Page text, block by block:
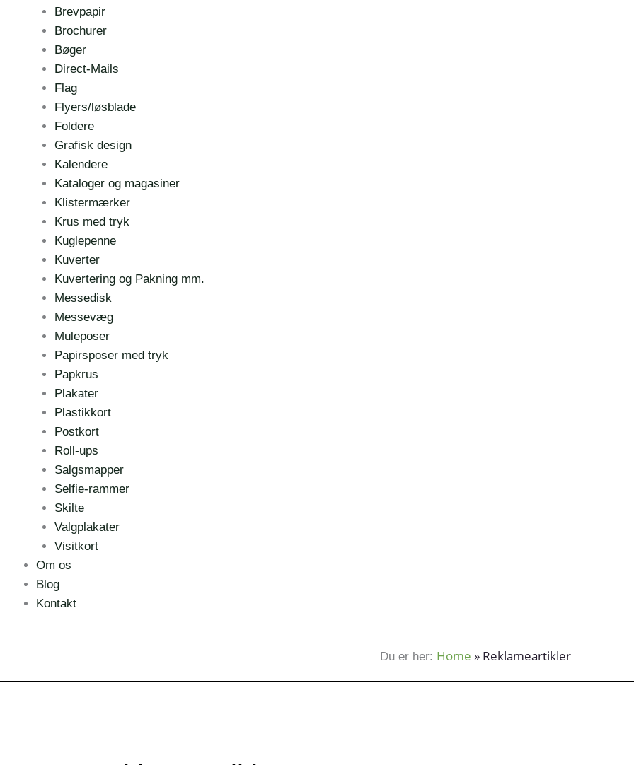
Brevpapir
Brochurer
Bøger
Direct-Mails
Flag
Flyers/løsblade
Foldere
Grafisk design
Kalendere
Kataloger og magasiner
Klistermærker
Krus med tryk
Kuglepenne
Kuverter
Kuvertering og Pakning mm.
Messedisk
Messevæg
Muleposer
Papirsposer med tryk
Papkrus
Plakater
Plastikkort
Postkort
Roll-ups
Salgsmapper
Selfie-rammer
Skilte
Valgplakater
Visitkort
Om os
Blog
Kontakt
Du er her: Home » Reklameartikler